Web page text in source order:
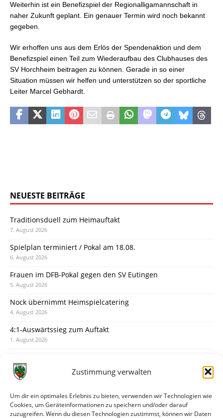
Zustimmung verwalten
Um dir ein optimales Erlebnis zu bieten, verwenden wir Technologien wie
Cookies, um Geräteinformationen zu speichern und/oder darauf
zuzugreifen. Wenn du diesen Technologien zustimmst, können wir Daten
Weiterhin ist ein Benefizspiel der Regionalligamannschaft in
naher Zukunft geplant. Ein genauer Termin wird noch bekannt
gegeben.
Wir erhoffen uns aus dem Erlös der Spendenaktion und dem
Benefizspiel einen Teil zum Wiederaufbau des Clubhauses des
SV Horchheim beitragen zu können. Gerade in so einer
Situation müssen wir helfen und unterstützen so der sportliche
Leiter Marcel Gebhardt.
NEUESTE BEITRÄGE
Traditionsduell zum Heimauftakt
7. August 2026
Spielplan terminiert / Pokal am 18.08.
6. August 2026
Frauen im DFB-Pokal gegen den SV Eutingen
5. August 2026
Nock übernimmt Heimspielcatering
4. August 2026
4:1-Auswärtssieg zum Auftakt
1. August 2026
31. Juli 2026
30. Juli 2026
Deine Spielminute: 89+1